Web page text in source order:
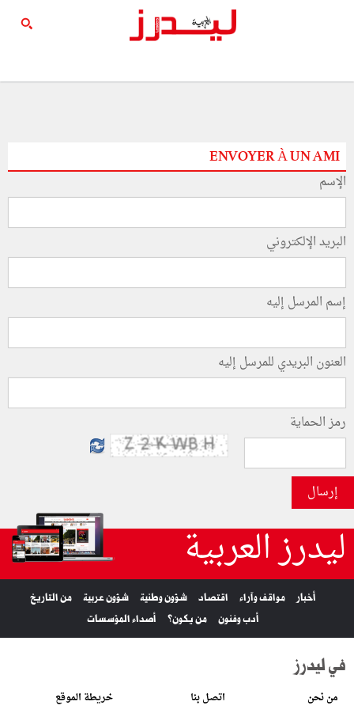
ENVOYER À UN AMI
الإسم
البريد الإلكتروني
إسم المرسل إليه
العنون البريدي للمرسل إليه
رمز الحماية
إرسال
ليدرز العربية
أخبار مواقف وآراء اقتصاد شؤون وطنية شؤون عربية
من التاريخ
أدب وفنون
من يكون؟ أصداء المؤسسات
في ليدرز
من نحن اتصل بنا خريطة الموقع